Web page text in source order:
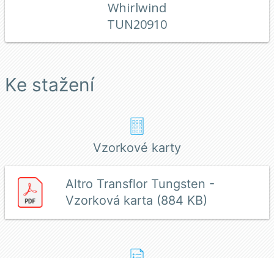
Whirlwind
TUN20910
Ke stažení
Vzorkové karty
Altro Transflor Tungsten -
Vzorková karta (884 KB)